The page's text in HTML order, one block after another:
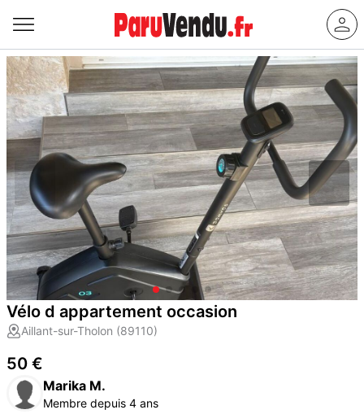
Vélo d appartement occasion
Aillant-sur-Tholon (89110)
50 €
Marika M.
Membre depuis 4 ans